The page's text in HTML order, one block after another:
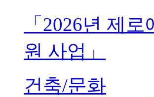
「2026년 제
원 사업」
건축/문화